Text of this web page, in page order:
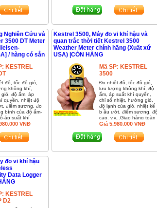
Nghiên Cứu và
3500 DT Meter
/ hàng có sẳn
KESTREL
độ, tốc độ gió,
không khí,
độ ẩm, áp
quyền, nhiệt độ
điểm sương, đo
bình của độ ẩm-
áp suất khí
cao,v.v.Giao
mua : (028)
- 0978 195
VNĐ
Kestrel 3500, Máy đo vi khí hậu và
quan trắc thời tiết Kestrel 3500
Weather Meter chính hãng (Xuất xứ
USA) |CÒN HÀNG
Mã SP: KESTREL
3500
Đo nhiệt độ, tốc độ gió,
lưu lượng không khí, độ
ẩm, áp suất khí quyển,
chỉ số nhiệt, hướng gió,
độ lạnh của gió, nhiệt kế
b ầu ướt, điểm sương,
cao, v.v... Giao hàng toàn
quốc có tính phí, Đặt mua
195 749 - 0903 352 340
Giá 5.980.000 VNĐ
đo vi khí hậu
Data Logger
KESTREL
D2